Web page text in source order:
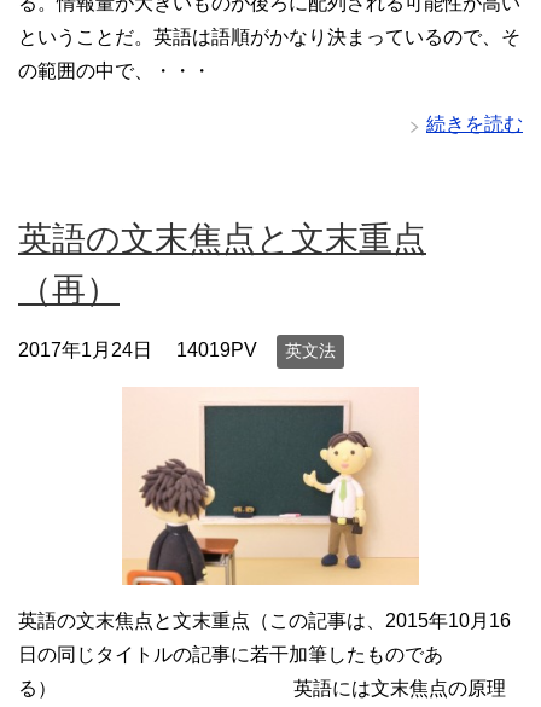
ということだ。英語は語順がかなり決まっているので、そ
の範囲の中で、・・・
続きを読む
英語の文末焦点と文末重点
（再）
2017年1月24日 14019PV 英文法
英語の文末焦点と文末重点（この記事は、2015年10月16
日の同じタイトルの記事に若干加筆したものであ
る） 英語には文末焦点の原理